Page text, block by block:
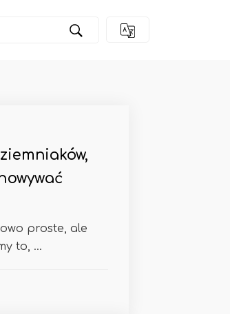
proste, ale
to, ...